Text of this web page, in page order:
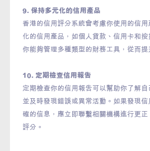
9. 保持多元化的信用產品
香港的信用評分系統會考慮你使用的信用
化的信用產品，如個人貸款、信用卡和按
你能夠管理多種類型的財務工具，從而提
10. 定期檢查信用報告
定期檢查你的信用報告可以幫助你了解自
並及時發現錯誤或異常活動。如果發現
確的信息，應立即聯繫相關機構進行更正
評分。